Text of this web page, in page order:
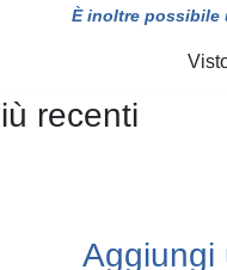
È inoltre possibile
recenti
Aggiungi